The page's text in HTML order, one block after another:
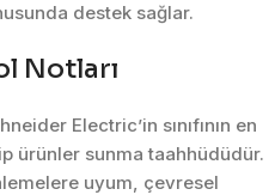
destek sağlar.
Notları
Electric’in sınıfının en
ürünler sunma taahhüdüdür.
uyum, çevresel